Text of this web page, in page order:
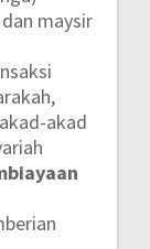
maysir
akad